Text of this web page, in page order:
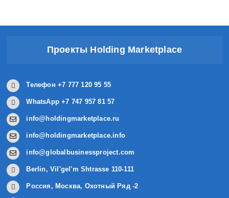
Проекты Holding Marketplace
Телефон +7 777 120 95 55
WhatsApp +7 747 957 81 57
info@holdingmarketplace.ru
info@holdingmarketplace.info
info@globalbusinessproject.com
Berlin, Vil'gel'm Shtrasse 110-111
Россия, Москва, Охотный Ряд -2